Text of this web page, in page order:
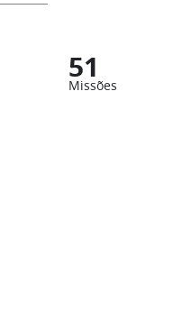
51
Missões